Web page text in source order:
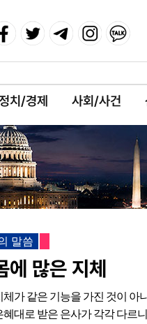
치/경제 사회/사건
말씀
에 많은 지체
체가 같은 기능을 가진 것이 아
혜대로 받은 은사가 각각 다르